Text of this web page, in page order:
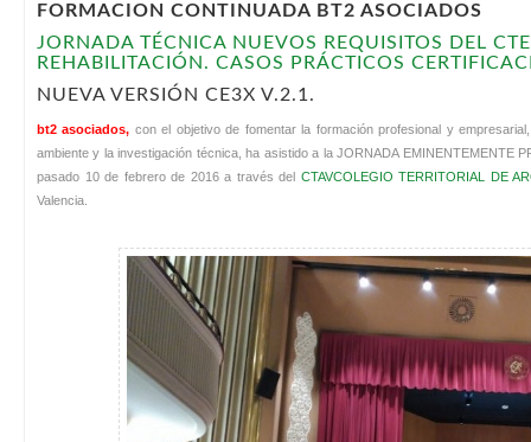
FORMACION CONTINUADA BT2 ASOCIADOS
JORNADA TÉCNICA NUEVOS REQUISITOS DEL
REHABILITACIÓN. CASOS PRÁCTICOS
NUEVA VERSIÓN CE3X V.2.1.
bt2 asociados, con el objetivo de fomentar la formación profesional y
ambiente y la investigación técnica, ha asistido a la JORNADA EMINENTEMENTE
pasado 10 de febrero de 2016 a través del CTAVCOLEGIO TERRITORIAL DE
Valencia.